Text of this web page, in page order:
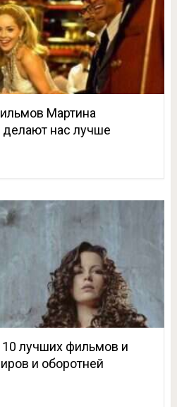
Мартина
делают нас лучше
лучших фильмов и
и оборотней